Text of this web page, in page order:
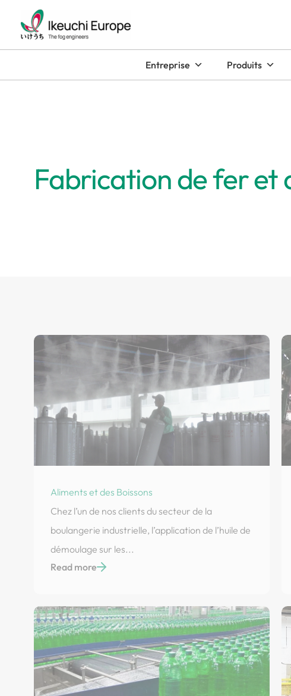
contenu
Entreprise Produits
Fabrication de fer et
Aliments et des Boissons
Chez l’un de nos clients du secteur de la
boulangerie industrielle, l’application de l’huile de
démoulage sur les...
Read more